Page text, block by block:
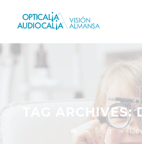
TAG ARCHIVES:
→ Blog→